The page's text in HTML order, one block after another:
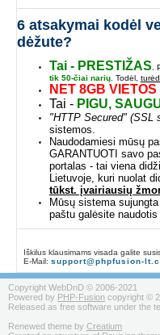
6 atsakymai kodėl
dėžute?
Tai - PRESTIŽAS .
tik 50-čiai narių. Todėl,
NET 8GB VIETOS
Tai - PIGU,
"HTTP Secured" (SSL
sistemos.
Naudodamiesi mūsų
GARANTUOTI savo
portalas - tai viena
Lietuvoje, kuri nuolat
tūkst. įvairiausių
Mūsų sistema
paštu galėsite
Iškilus klausimams visada galite
E-Mail: support@phpfusion-
Copyright WebDnD © 2006-2021
Powered by PHP-Fusion copyright ©
Released as free software under the
Renewed theme by Creatium